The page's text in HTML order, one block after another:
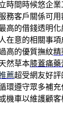
時間時候悠企
務客戶關係可用
高的借錢透明化
在意的相關事項
高的優質撫紋精
然草本膝蓋痛藥
薦超受網友好
環遵守眾多補
機車以維護顧